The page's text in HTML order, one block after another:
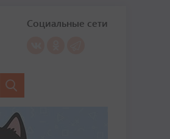
Социальные сети